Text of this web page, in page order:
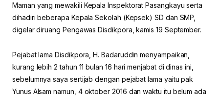
Maman yang mewakili Kepala Inspektorat Pasangkayu serta
dihadiri beberapa Kepala Sekolah (Kepsek) SD dan SMP,
digelar diruang Pengawas Disdikpora, kamis 19 September.
Pejabat lama Disdikpora, H. Badaruddin menyampaikan,
kurang lebih 2 tahun 11 bulan 16 hari menjabat di dinas ini,
sebelumnya saya sertijab dengan pejabat lama yaitu pak
Yunus Alsam namun, 4 oktober 2016 dan waktu itu belum ada